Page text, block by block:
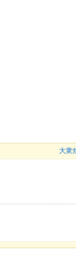
大衆